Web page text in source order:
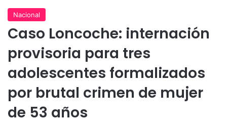
Nacional
Caso Loncoche: internación
provisoria para tres
adolescentes formalizados
por brutal crimen de mujer
de 53 años